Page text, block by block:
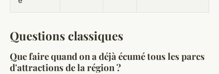
Questions classiques
Que faire quand on a déjà écumé tous les parcs
d'attractions de la région ?